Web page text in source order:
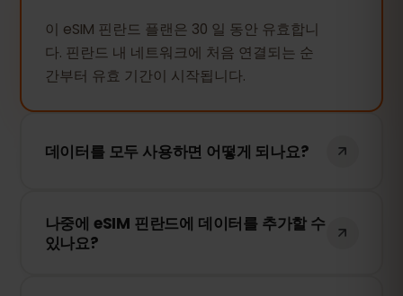
이 eSIM 핀란드 플랜은 30 일 동안 유효합니
다. 핀란드 내 네트워크에 처음 연결되는 순
간부터 유효 기간이 시작됩니다.
데이터를 모두 사용하면 어떻게 되나요?
됩니다. eSIMFOX 대시보드에서 간편하게 추
가 데이터를 구매하여 계속 사용할 수 있습
나중에 eSIM 핀란드에 데이터를 추가할 수
있나요?